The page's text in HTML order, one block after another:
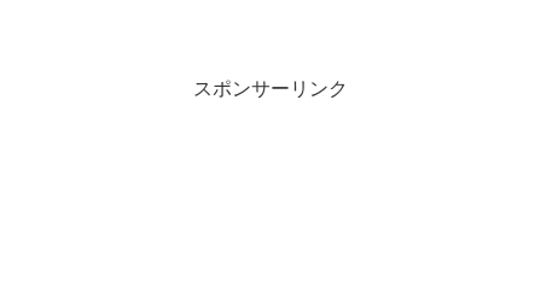
スポンサーリンク